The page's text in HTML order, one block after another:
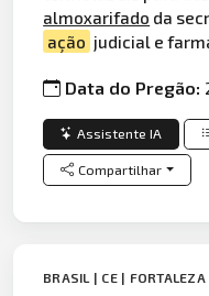
almoxarifado da
ação judicial e
Data do Pregão:
Assistente IA
Compartilhar
BRASIL | CE | FORTALEZA